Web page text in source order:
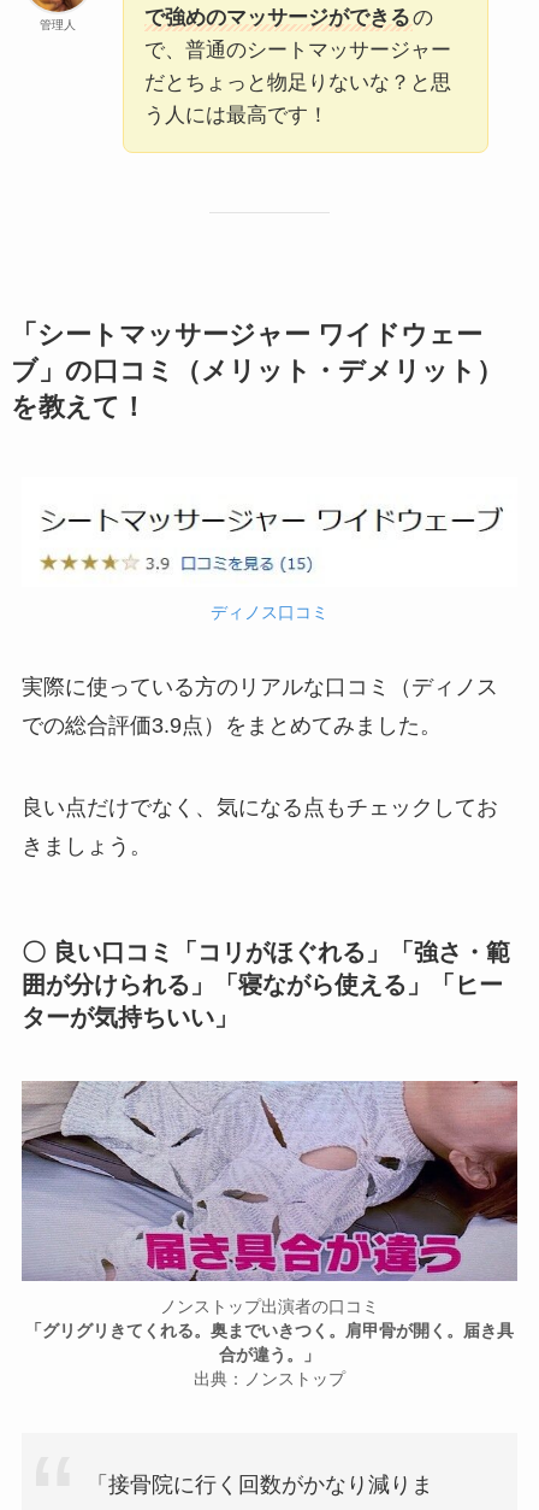
管理人
で強めのマッサージができるの
で、普通のシートマッサージャー
だとちょっと物足りないな？と思
う人には最高です！
「シートマッサージャー ワイドウェー
ブ」の口コミ（メリット・デメリット）
を教えて！
ディノス口コミ
実際に使っている方のリアルな口コミ（ディノス
での総合評価3.9点）をまとめてみました。
良い点だけでなく、気になる点もチェックしてお
きましょう。
〇 良い口コミ「コリがほぐれる」「強さ・範
囲が分けられる」「寝ながら使える」「ヒー
ターが気持ちいい」
ノンストップ出演者の口コミ
「グリグリきてくれる。奥までいきつく。肩甲骨が開く。届き具
合が違う。」
出典：ノンストップ
「接骨院に行く回数がかなり減りま